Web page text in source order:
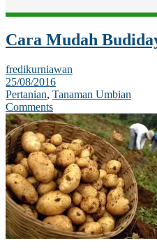
Cara Mudah
fredikurniawan
25/08/2016
Pertanian, Tanaman Umbian
Comments